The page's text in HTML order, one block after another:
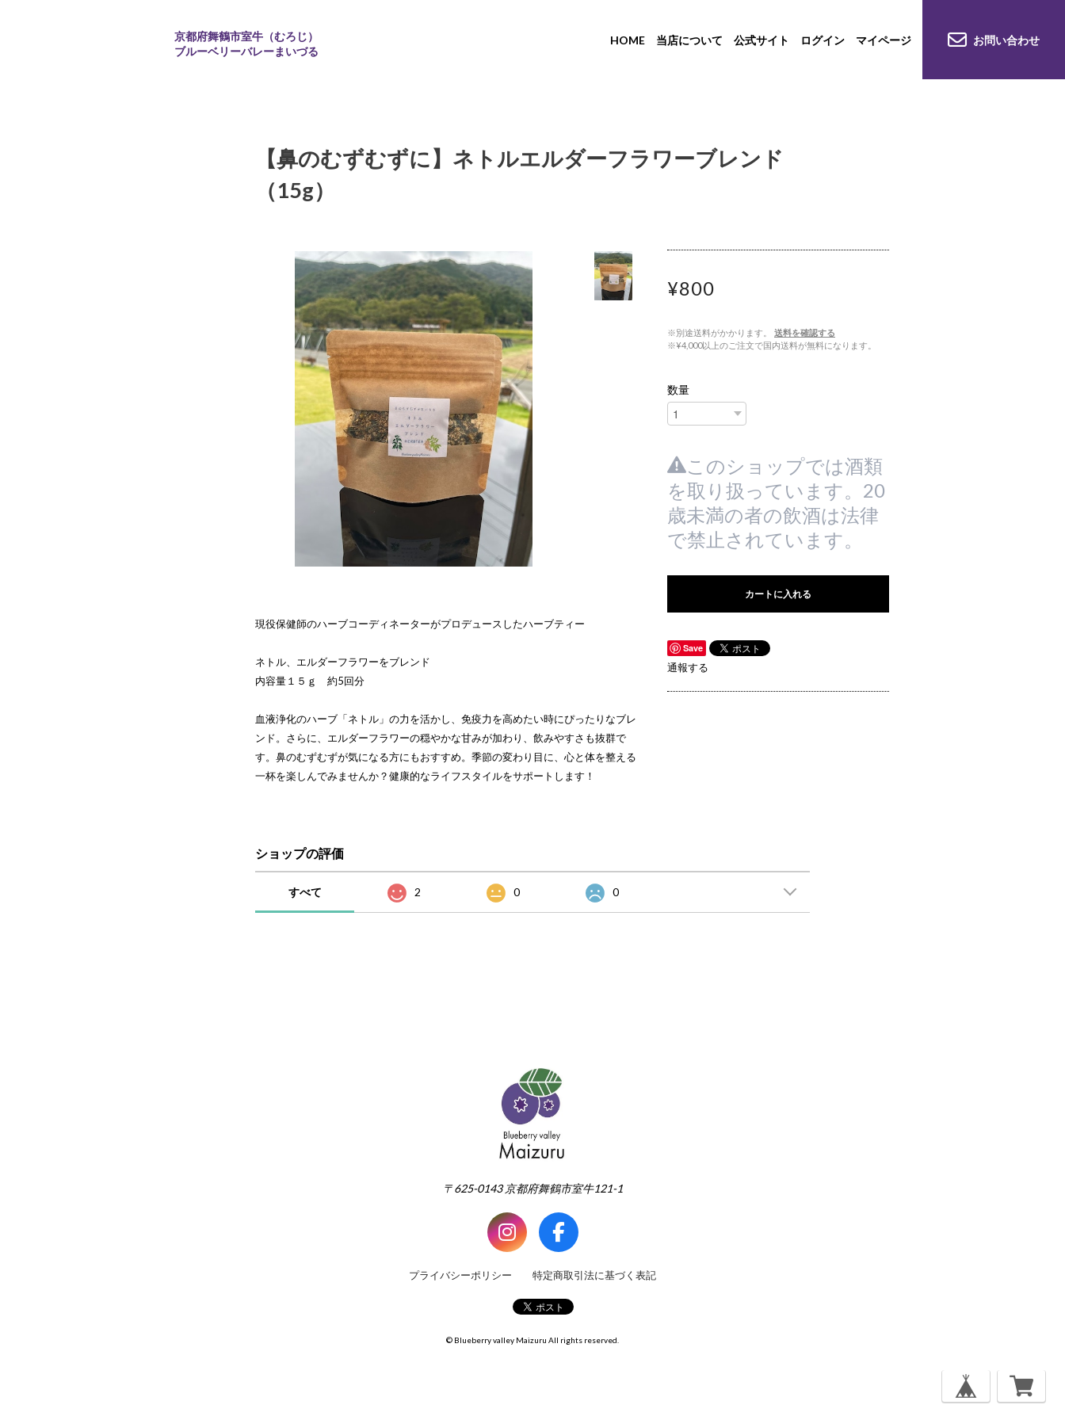
京都府舞鶴市室牛（むろじ）
ブルーベリーバレーまいづる
HOME 当店について 公式サイト ログイン マイページ お問い合わせ
【鼻のむずむずに】ネトルエルダーフラワーブレンド
（15g）
現役保健師のハーブコーディネーターがプロデュースしたハーブティー
ネトル、エルダーフラワーをブレンド
内容量１５ｇ 約5回分
血液浄化のハーブ「ネトル」の力を活かし、免疫力を高めたい時にぴったりなブレ
ンド。さらに、エルダーフラワーの穏やかな甘みが加わり、飲みやすさも抜群で
す。鼻のむずむずが気になる方にもおすすめ。季節の変わり目に、心と体を整える
一杯を楽しんでみませんか？健康的なライフスタイルをサポートします！
¥800
※別途送料がかかります。
送料を確認する
※¥4,000以上のご注文で国内送料が無料になります。
数量
このショップでは酒類
を取り扱っています。20
歳未満の者の飲酒は法律
で禁止されています。
カートに入れる
Save
通報する
ショップの評価
すべて 2 0 0
〒625-0143 京都府舞鶴市室牛121-1
プライバシーポリシー 特定商取引法に基づく表記
© Blueberry valley Maizuru All rights reserved.